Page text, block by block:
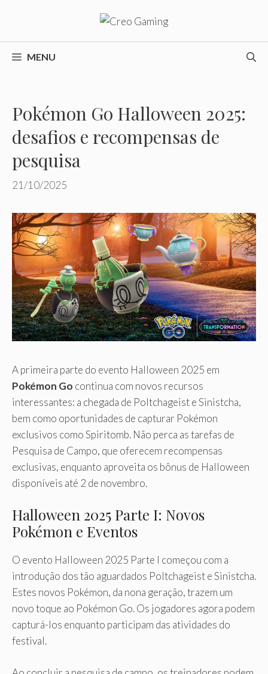
o
conteúdoMENU
Pokémon Go Halloween 2025:
desafios e recompensas de
pesquisa
21/10/2025
A primeira parte do evento Halloween 2025 em
Pokémon Go continua com novos recursos
interessantes: a chegada de Poltchageist e Sinistcha,
bem como oportunidades de capturar Pokémon
exclusivos como Spiritomb. Não perca as tarefas de
Pesquisa de Campo, que oferecem recompensas
exclusivas, enquanto aproveita os bônus de Halloween
disponíveis até 2 de novembro.
Halloween 2025 Parte I: Novos
Pokémon e Eventos
O evento Halloween 2025 Parte I começou com a
introdução dos tão aguardados Poltchageist e Sinistcha.
Estes novos Pokémon, da nona geração, trazem um
novo toque ao Pokémon Go. Os jogadores agora podem
capturá-los enquanto participam das atividades do
festival.